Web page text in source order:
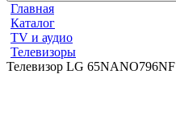
Главная
Каталог
TV и аудио
Телевизоры
Телевизор LG 65NANO796NF